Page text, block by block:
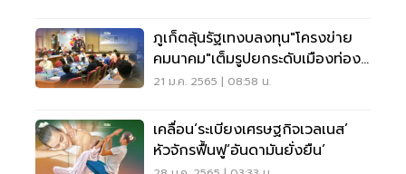
ภูเก็ตลุ้นรัฐเทงบลงทุน"โครงข่าย
คมนาคม"เต็มรูปยกระดับเมืองท่อง
เที่ยวโลก
21 ม.ค. 2565 | 08:58 น.
เคลื่อน‘ระเบียงเศรษฐกิจเวลเนส’
หัวจักรฟื้นฟู‘อันดามันยั่งยืน’